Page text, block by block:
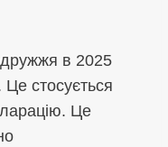
в 2025
Це стосується
Це